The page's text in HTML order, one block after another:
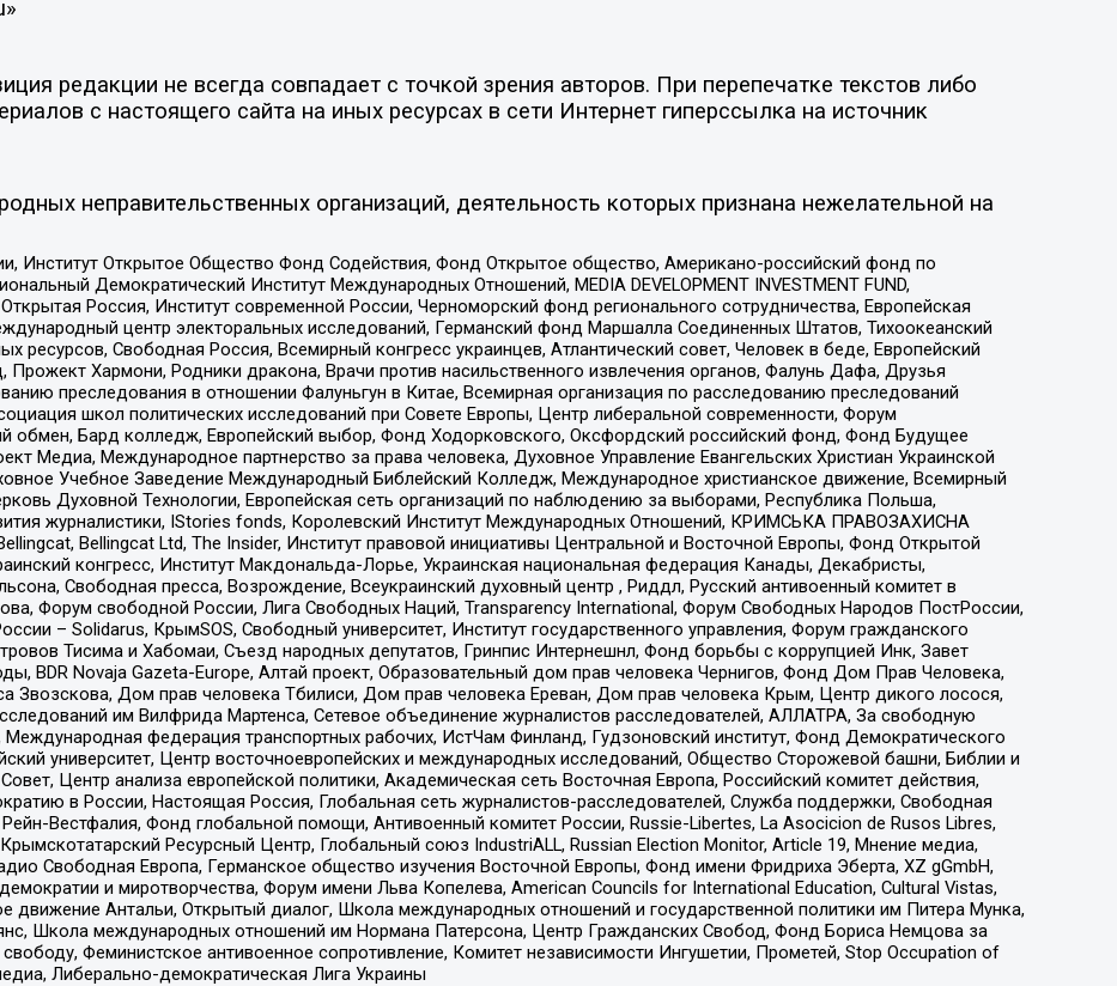
редакции не всегда совпадает с точкой зрения авторов. При перепечатке текстов либо
с настоящего сайта на иных ресурсах в сети Интернет гиперссылка на источник
неправительственных организаций, деятельность которых признана нежелательной на
Институт Открытое Общество Фонд Содействия, Фонд Открытое общество, Американо-российский фонд по
Демократический Институт Международных Отношений, MEDIA DEVELOPMENT INVESTMENT FUND,
Россия, Институт современной России, Черноморский фонд регионального сотрудничества, Европейская
центр электоральных исследований, Германский фонд Маршалла Соединенных Штатов, Тихоокеанский
Свободная Россия, Всемирный конгресс украинцев, Атлантический совет, Человек в беде, Европейский
Хармони, Родники дракона, Врачи против насильственного извлечения органов, Фалунь Дафа, Друзья
преследования в отношении Фалуньгун в Китае, Всемирная организация по расследованию преследований
школ политических исследований при Совете Европы, Центр либеральной современности, Форум
обмен, Бард колледж, Европейский выбор, Фонд Ходорковского, Оксфордский российский фонд, Фонд Будущее
Медиа, Международное партнерство за права человека, Духовное Управление Евангельских Христиан Украинской
Учебное Заведение Международный Библейский Колледж, Международное христианское движение, Всемирный
Духовной Технологии, Европейская сеть организаций по наблюдению за выборами, Республика Польша,
журналистики, IStories fonds, Королевский Институт Международных Отношений, КРИМСЬКА ПРАВОЗАХИСНА
Bellingcat Ltd, The Insider, Институт правовой инициативы Центральной и Восточной Европы, Фонд Открытой
конгресс, Институт Макдональда-Лорье, Украинская национальная федерация Канады, Декабристы,
Свободная пресса, Возрождение, Всеукраинский духовный центр , Риддл, Русский антивоенный комитет в
Форум свободной России, Лига Свободных Наций, Transparеncy International, Форум Свободных Народов ПостРоссии,
– Solidarus, КрымSOS, Свободный университет, Институт государственного управления, Форум гражданского
Тисима и Хабомаи, Съезд народных депутатов, Гринпис Интернешнл, Фонд борьбы с коррупцией Инк, Завет
BDR Novaja Gazeta-Europe, Алтай проект, Образовательный дом прав человека Чернигов, Фонд Дом Прав Человека,
Звозскова, Дом прав человека Тбилиси, Дом прав человека Ереван, Дом прав человека Крым, Центр дикого лосося,
им Вилфрида Мартенса, Сетевое объединение журналистов расследователей, АЛЛАТРА, За свободную
Международная федерация транспортных рабочих, ИстЧам Финланд, Гудзоновский институт, Фонд Демократического
университет, Центр восточноевропейских и международных исследований, Общество Сторожевой башни, Библии и
Центр анализа европейской политики, Академическая сеть Восточная Европа, Российский комитет действия,
в России, Настоящая Россия, Глобальная сеть журналистов-расследователей, Служба поддержки, Свободная
Вестфалия, Фонд глобальной помощи, Антивоенный комитет России, Russie-Libertes, La Asocicion de Rusos Libres,
Ресурсный Центр, Глобальный союз IndustriALL, Russian Election Monitor, Article 19, Мнение медиа,
Свободная Европа, Германское общество изучения Восточной Европы, Фонд имени Фридриха Эберта, XZ gGmbH,
и миротворчества, Форум имени Льва Копелева, American Councils for International Education, Cultural Vistas,
движение Антальи, Открытый диалог, Школа международных отношений и государственной политики им Питера Мунка,
Школа международных отношений им Нормана Патерсона, Центр Гражданских Свобод, Фонд Бориса Немцова за
Феминистское антивоенное сопротивление, Комитет независимости Ингушетии, Прометей, Stop Occupation of
Либерально-демократическая Лига Украины